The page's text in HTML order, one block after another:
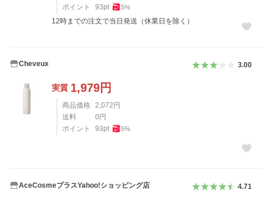
ポイント
93pt 5%
12時までの注文で当日発送（休業日を除く）
Cheveux 3.00
実質 1,979円
商品価格 2,072 円
送料
0 円
ポイント
93pt 5%
AceCosmeプラスYahoo!ショッピング店 4.71